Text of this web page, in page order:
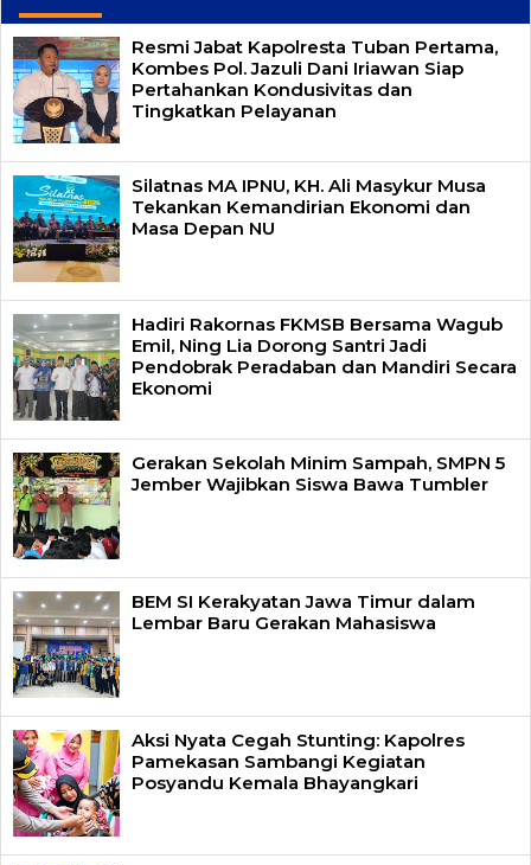
Resmi Jabat Kapolresta Tuban Pertama,
Kombes Pol. Jazuli Dani Iriawan Siap
Pertahankan Kondusivitas dan
Tingkatkan Pelayanan
Silatnas MA IPNU, KH. Ali Masykur Musa
Tekankan Kemandirian Ekonomi dan
Masa Depan NU
Hadiri Rakornas FKMSB Bersama Wagub
Emil, Ning Lia Dorong Santri Jadi
Pendobrak Peradaban dan Mandiri Secara
Ekonomi
Gerakan Sekolah Minim Sampah, SMPN 5
Jember Wajibkan Siswa Bawa Tumbler
BEM SI Kerakyatan Jawa Timur dalam
Lembar Baru Gerakan Mahasiswa
Aksi Nyata Cegah Stunting: Kapolres
Pamekasan Sambangi Kegiatan
Posyandu Kemala Bhayangkari